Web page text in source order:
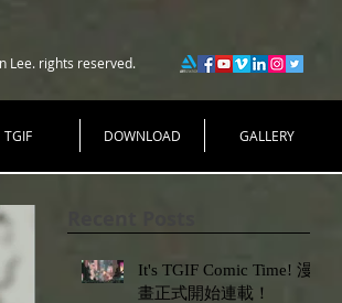
Lee. rights reserved.
TGIF DOWNLOAD GALLERY
It's TGIF Comic Time! 漫
畫正式開始連載！